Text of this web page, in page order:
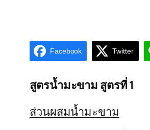
Facebook Twitter
สูตรน้ำมะขาม สูตรที่ 1
ส่วนผสมน้ำมะขาม